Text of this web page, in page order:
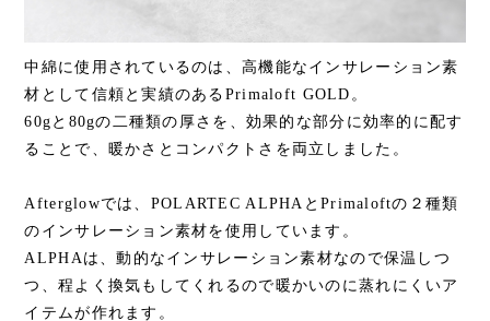
中綿に使用されているのは、高機能なインサレーション素
材として信頼と実績のあるPrimaloft GOLD。
60gと80gの二種類の厚さを、効果的な部分に効率的に配す
ることで、暖かさとコンパクトさを両立しました。
Afterglowでは、POLARTEC ALPHAとPrimaloftの２種類
のインサレーション素材を使用しています。
ALPHAは、動的なインサレーション素材なので保温しつ
つ、程よく換気もしてくれるので暖かいのに蒸れにくいア
イテムが作れます。